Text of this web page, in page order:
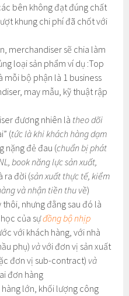
bên không đạt đúng chất
khung chi phí đã chốt với
merchandiser sẽ chia làm
loại sản phẩm ví dụ :Top
bộ phận là 1 business
may mẫu, kỹ thuật rập
đương nhiên là theo dõi
(tức là khi khách hàng dạm
nặng đẻ đau (chuẩn bị phát
book năng lực sản xuất,
ra đời (sản xuất thực tế, kiểm
và nhận tiền thu về)
nhưng đằng sau đó là
của sựđồng bộ nhịp
với khách hàng, với nhà
phụ) vàvới đơn vị sản xuất
đơn vị sub-contract) và
đơn hàng
lớn, khối lượng công